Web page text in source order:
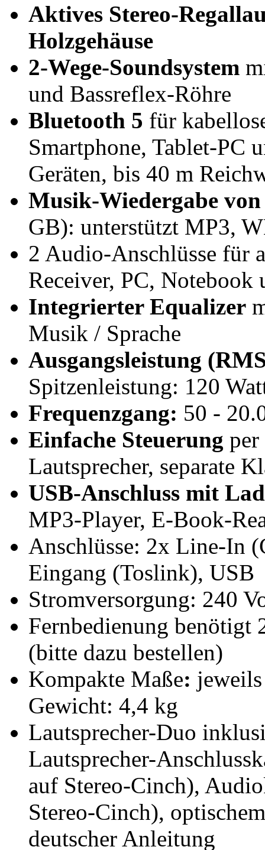
Aktives Stereo-
Holzgehäuse
2-Wege-Soundsystem
und Bassreflex-Röhre
Bluetooth 5 für
Smartphone, Tablet-PC
Geräten, bis 40 m
Musik-Wiedergabe
GB): unterstützt MP3,
2 Audio-Anschlüsse für
Receiver, PC, Notebook
Integrierter Equalizer
Musik / Sprache
Ausgangsleistung
Spitzenleistung: 120
Frequenzgang: 50 -
Einfache Steuerung
Lautsprecher, separate
USB-Anschluss mit
MP3-Player, E-Book-
Anschlüsse: 2x Line-In
Eingang (Toslink), USB
Stromversorgung: 240
Fernbedienung
(bitte dazu bestellen)
Kompakte Maße:
Gewicht: 4,4 kg
Lautsprecher-Duo
Lautsprecher-
auf Stereo-Cinch),
Stereo-Cinch),
deutscher Anleitung